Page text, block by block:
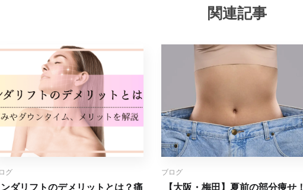
関連記事
グ
ダリフトのデメリットとは？痛
ブログ
【大阪・梅田】夏前の部分痩せ！